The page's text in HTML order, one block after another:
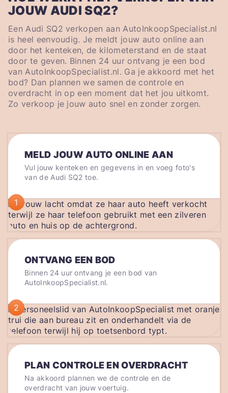
JOUW AUDI SQ2?
Een Audi SQ2 verkopen aan AutoInkoopSpecialist.nl
is heel eenvoudig. Je meldt jouw auto online aan
door het kenteken, de kilometerstand en de staat
door te geven. Binnen 24 uur ontvang je een bod
van AutoInkoopSpecialist.nl. Ga je akkoord met het
bod? Dan plannen we samen de controle en
overdracht in op een moment dat het jou uitkomt.
Zo verkoop je jouw auto snel en zonder zorgen.
MELD JOUW AUTO ONLINE AAN
Vul jouw kenteken en gegevens in en voeg foto's
van de Audi SQ2 toe.
1
ONTVANG EEN BOD
Binnen 24 uur ontvang je een bod van
AutoInkoopSpecialist.nl.
2
PLAN CONTROLE EN OVERDRACHT
Na akkoord plannen we de controle en de
overdracht van jouw voertuig.